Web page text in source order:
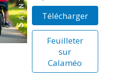
Télécharger
Feuilleter
sur
Calaméo